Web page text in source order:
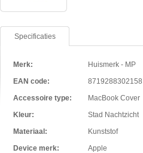
Specificaties
Merk:
Huismerk - MP
EAN code:
8719288302158
Accessoire type:
MacBook Cover
Kleur:
Stad Nachtzicht
Materiaal:
Kunststof
Device merk:
Apple